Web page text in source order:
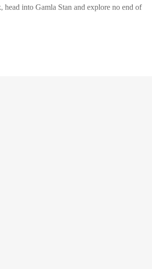
head into Gamla Stan and explore no end of